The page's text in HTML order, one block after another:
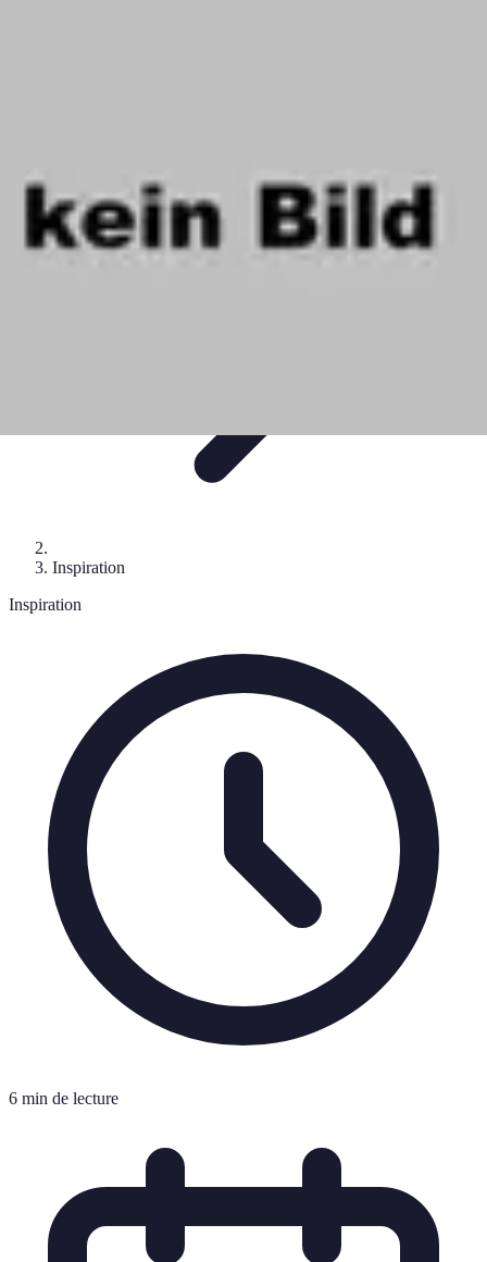
Inspiration
Inspiration
6 min de lecture